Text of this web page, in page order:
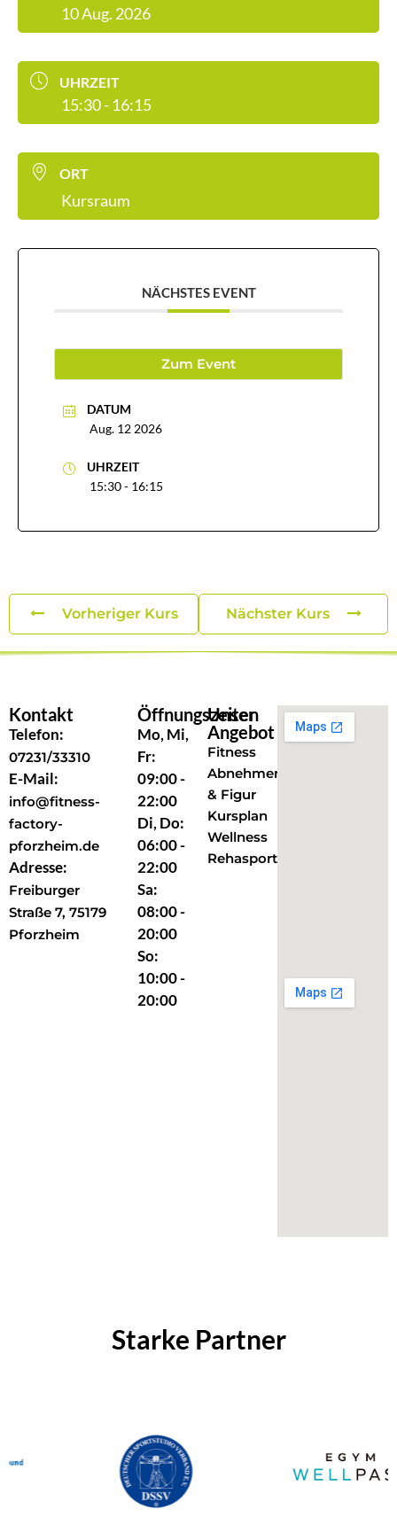
10 Aug. 2026
UHRZEIT
15:30 - 16:15
ORT
Kursraum
NÄCHSTES EVENT
Zum Event
DATUM
Aug. 12 2026
UHRZEIT
15:30 - 16:15
Vorheriger Kurs Nächster Kurs
Kontakt
Telefon:
07231/33310
E-Mail:
info@fitness-
factory-
pforzheim.de
Adresse:
Freiburger
Straße 7, 75179
Pforzheim
Öffnungszeiten
Mo, Mi,
Fr:
09:00 -
22:00
Di, Do:
06:00 -
22:00
Sa:
08:00 -
20:00
So:
10:00 -
20:00
Unser
Angebot
Fitness
Abnehmen
& Figur
Kursplan
Wellness
Rehasport
Starke Partner